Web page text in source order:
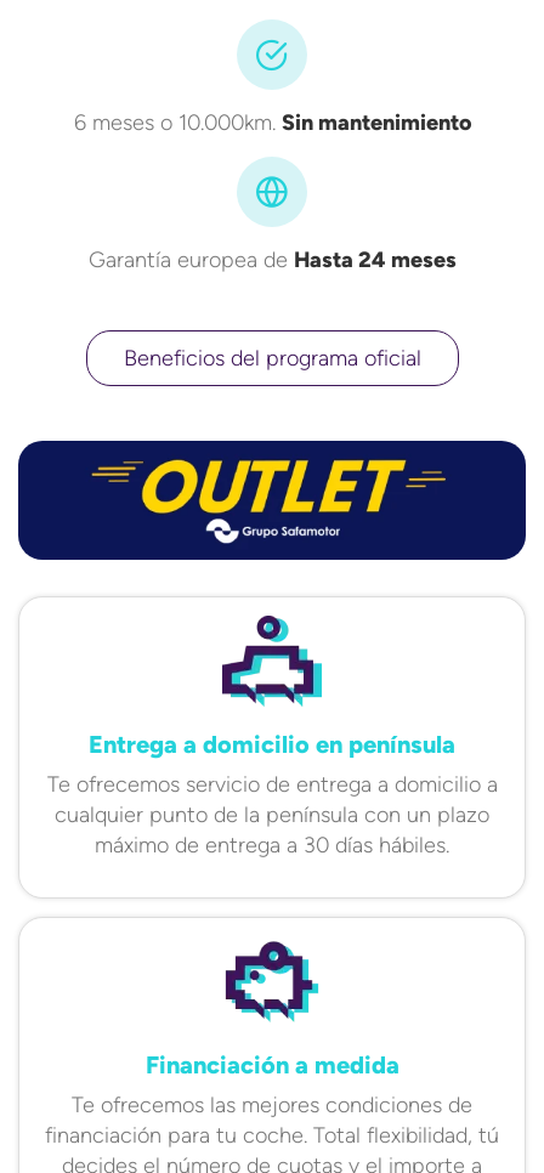
6 meses o 10.000km. Sin mantenimiento
Garantía europea de Hasta 24 meses
Beneficios del programa oficial
Entrega a domicilio en península
Te ofrecemos servicio de entrega a domicilio a
cualquier punto de la península con un plazo
máximo de entrega a 30 días hábiles.
Financiación a medida
Te ofrecemos las mejores condiciones de
financiación para tu coche. Total flexibilidad, tú
decides el número de cuotas y el importe a